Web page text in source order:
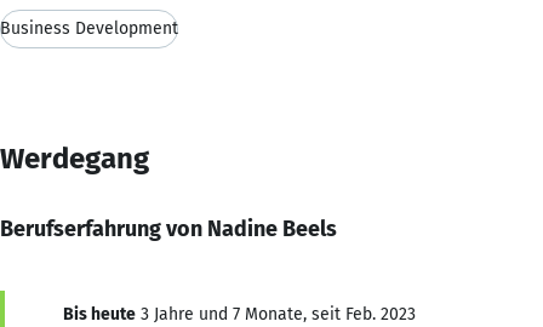
Business Development
Werdegang
Berufserfahrung von Nadine Beels
Bis heute 3 Jahre und 7 Monate, seit Feb. 2023